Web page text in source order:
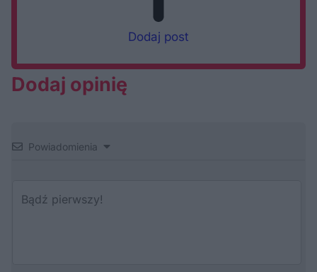
Dodaj post
Dodaj opinię
Powiadomienia